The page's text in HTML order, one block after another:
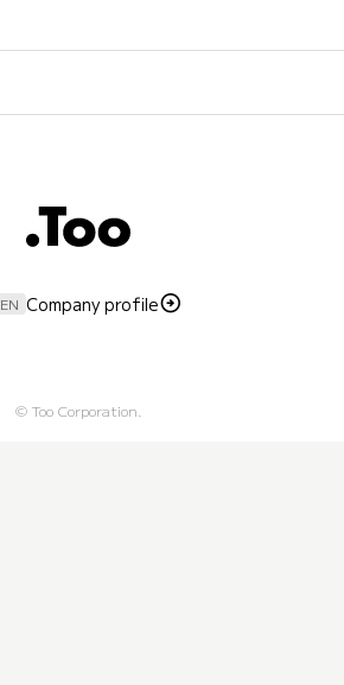
EN Company profile
© Too Corporation.